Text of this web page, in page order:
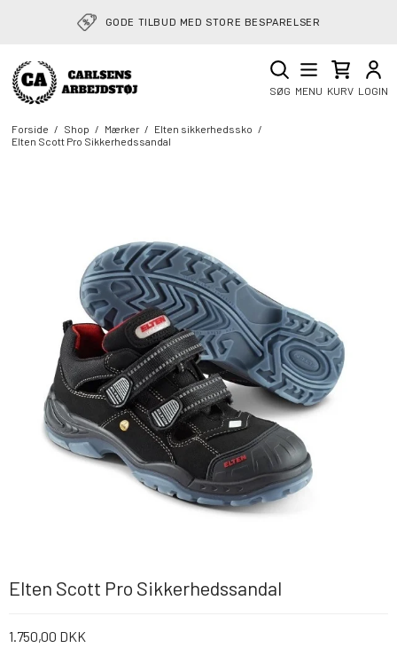
GODE TILBUD MED STORE BESPARELSER
SØG MENU KURV LOGIN
Forside / Shop / Mærker / Elten sikkerhedssko /
Elten Scott Pro Sikkerhedssandal
Elten Scott Pro Sikkerhedssandal
1.750,00 DKK